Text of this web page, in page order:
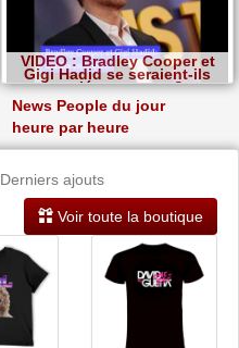
VIDEO : Bradley Cooper et
Gigi Hadid se seraient-ils
mariés en secret?
News People du jour
heure par heure
Derniers ajouts
Voir toute la boutique